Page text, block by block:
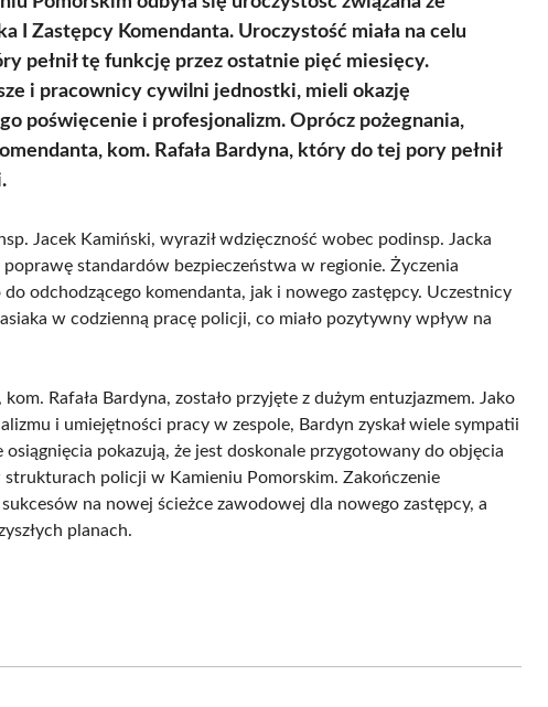
I Zastępcy Komendanta. Uroczystość miała na celu
pełnił tę funkcję przez ostatnie pięć miesięcy.
i pracownicy cywilni jednostki, mieli okazję
poświęcenie i profesjonalizm. Oprócz pożegnania,
kom. Rafała Bardyna, który do tej pory pełnił
Jacek Kamiński, wyraził wdzięczność wobec podinsp. Jacka
standardów bezpieczeństwa w regionie. Życzenia
odchodzącego komendanta, jak i nowego zastępcy. Uczestnicy
w codzienną pracę policji, co miało pozytywny wpływ na
Rafała Bardyna, zostało przyjęte z dużym entuzjazmem. Jako
i umiejętności pracy w zespole, Bardyn zyskał wiele sympatii
pokazują, że jest doskonale przygotowany do objęcia
policji w Kamieniu Pomorskim. Zakończenie
na nowej ścieżce zawodowej dla nowego zastępcy, a
planach.